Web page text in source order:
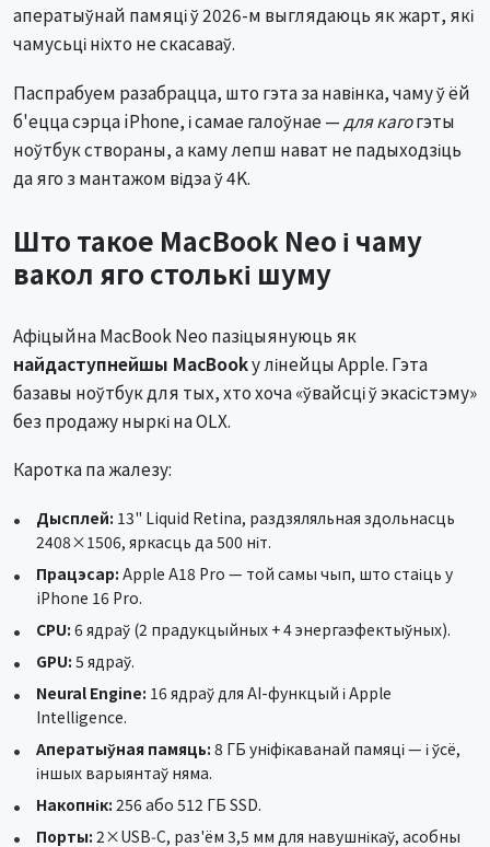
аператыўнай памяці ў 2026-м выглядаюць як жарт, які
чамусьці ніхто не скасаваў.
Паспрабуем разабрацца, што гэта за навінка, чаму ў ёй
б'ецца сэрца iPhone, і самае галоўнае — для кагогэты
ноўтбук створаны, а каму лепш нават не падыходзіць
да яго з мантажом відэа ў 4K.
Што такое MacBook Neo і чаму
вакол яго столькі шуму
Афіцыйна MacBook Neo пазіцыянуюць як
найдаступнейшы MacBookу лінейцы Apple. Гэта
базавы ноўтбук для тых, хто хоча «ўвайсці ў экасістэму»
без продажу ныркі на OLX.
Каротка па жалезу:
Дысплей: 13" Liquid Retina, раздзяляльная здольнасць
2408×1506, яркасць да 500 ніт.
Працэсар: Apple A18 Pro — той самы чып, што стаіць у
iPhone 16 Pro.
CPU: 6 ядраў (2 прадукцыйных + 4 энергаэфектыўных).
GPU: 5 ядраў.
Neural Engine: 16 ядраў для AI-функцый і Apple
Intelligence.
Аператыўная памяць: 8 ГБ уніфікаванай памяці — і ўсё,
іншых варыянтаў няма.
Накопнік: 256 або 512 ГБ SSD.
Порты: 2×USB‑C, раз'ём 3,5 мм для навушнікаў, асобны